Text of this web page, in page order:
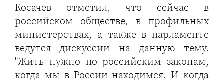
Косачев отметил, что сейчас в
российском обществе, в профильных
министерствах, а также в парламенте
ведутся дискуссии на данную тему.
"Жить нужно по российским законам,
когда мы в России находимся. И когда